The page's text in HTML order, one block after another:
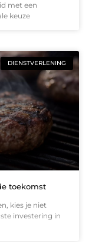
met een
keuze
DIENSTVERLENING
toekomst
kies je niet
investering in